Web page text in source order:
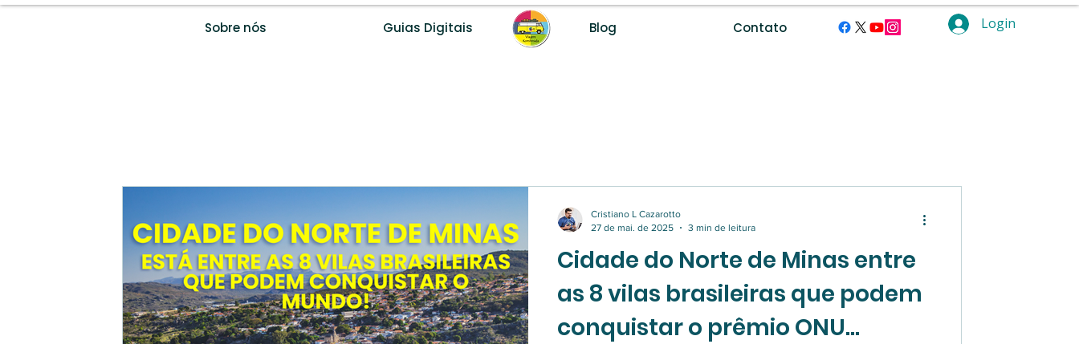
Sobre nós Guias Digitais Blog Contato Login
Cidade do Norte de Minas entre
as 8 vilas brasileiras que podem
conquistar o prêmio ONU
Cristiano L Cazarotto
27 de mai. de 2025
3 min de leitura